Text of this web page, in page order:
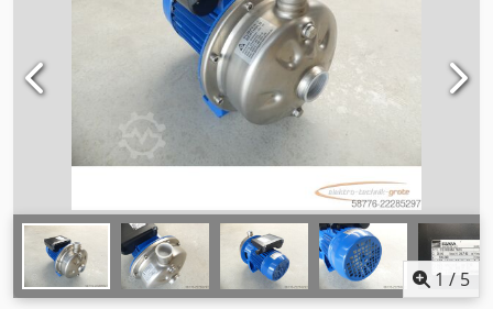
1 / 5